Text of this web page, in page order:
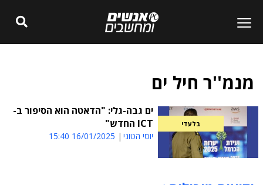
מנמ''ר חיל ים
בלעדי
ים גבה-גלי: "הדאטה הוא הסיפור ב-
ICT החדש"
יוסי הטוני 16/01/2025 15:40